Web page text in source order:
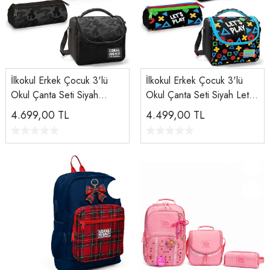
İlkokul Erkek Çocuk 3'lü
Okul Çanta Seti Siyah
Kamuflaj Desenli
4.699,00 TL
İlkokul Erkek Çocuk 3'lü
Okul Çanta Seti Siyah Let's
Play Desenli
4.499,00 TL